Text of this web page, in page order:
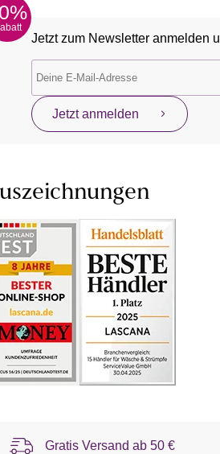
Jetzt zum Newsletter anmelden
Jetzt anmelden
Gratis Versand ab50 €